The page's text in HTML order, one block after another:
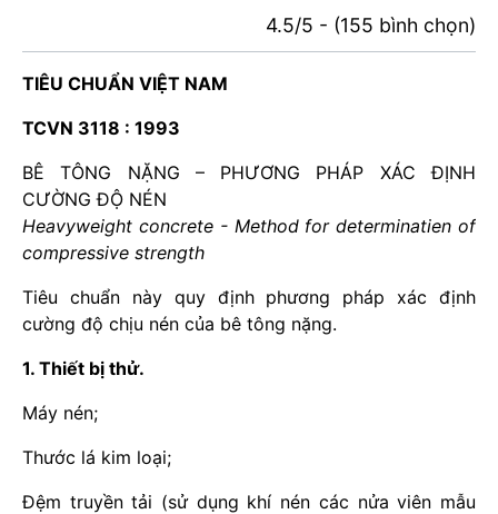
4.5/5 - (155 bình chọn)
TIÊU CHUẨN VIỆT NAM
TCVN 3118 : 1993
BÊ TÔNG NẶNG – PHƯƠNG PHÁP XÁC ĐỊNH
CƯỜNG ĐỘ NÉN
Heavyweight concrete - Method for determinatien of
compressive strength
Tiêu chuẩn này quy định phương pháp xác định
cường độ chịu nén của bê tông nặng.
1. Thiết bị thử.
Máy nén;
Thước lá kim loại;
Đệm truyền tải (sử dụng khí nén các nửa viên mẫu